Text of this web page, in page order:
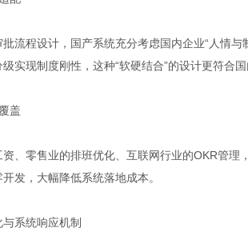
流程设计，国产系统充分考虑国内企业“人情
实现制度刚性，这种“软硬结合”的设计更符合
盖
、零售业的排班优化、互联网行业的OKR管理
发，大幅降低系统落地成本。
系统响应机制